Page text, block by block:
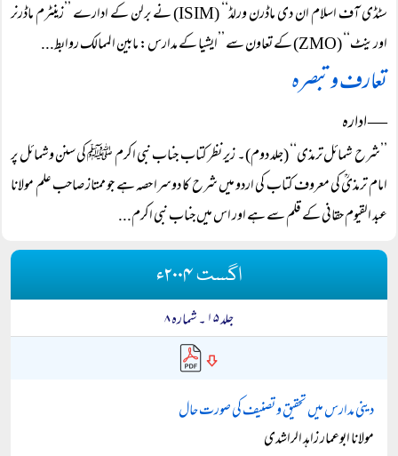
سٹڈی آف اسلام ان دی ماڈرن ورلڈ‘‘ (ISIM) نے برلن کے ادارے ’’زینٹرم ماڈرنر
اورینٹ‘‘ (ZMO) کے تعاون سے ’’ایشیا کے مدارس: مابین الممالک روابط...
تعارف و تبصرہ
― ادارہ
’’شرح شمائل ترمذی‘‘ (جلد دوم)۔ زیر نظر کتاب جناب نبی اکرم ﷺ کی سنن وشمائل پر
امام ترمذیؒ کی معروف کتاب کی اردو میں شرح کا دوسرا حصہ ہے جو ممتاز صاحب علم مولانا
عبد القیوم حقانی کے قلم سے ہے اور اس میں جناب نبی اکرم...
اگست ۲۰۰۴ء
جلد ۱۵ ۔ شمارہ ۸
دینی مدارس میں تحقیق و تصنیف کی صورت حال
مولانا ابوعمار زاہد الراشدی